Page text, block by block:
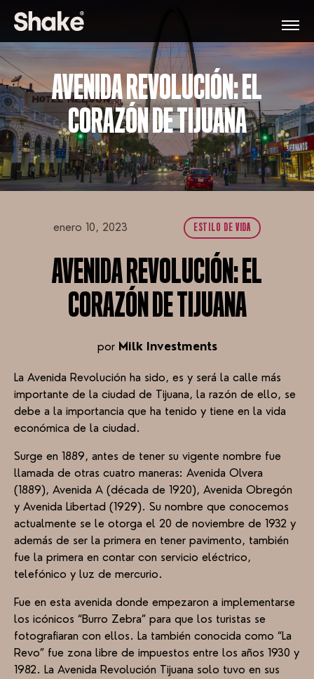
AVENIDA REVOLUCIÓN: EL
CORAZÓN DE TIJUANA
enero 10, 2023 ESTILO DE VIDA
AVENIDA REVOLUCIÓN: EL
CORAZÓN DE TIJUANA
por Milk Investments
La Avenida Revolución ha sido, es y será la calle más
importante de la ciudad de Tijuana, la razón de ello, se
debe a la importancia que ha tenido y tiene en la vida
económica de la ciudad.
Surge en 1889, antes de tener su vigente nombre fue
llamada de otras cuatro maneras: Avenida Olvera
(1889), Avenida A (década de 1920), Avenida Obregón
y Avenida Libertad (1929). Su nombre que conocemos
actualmente se le otorga el 20 de noviembre de 1932 y
además de ser la primera en tener pavimento, también
fue la primera en contar con servicio eléctrico,
telefónico y luz de mercurio.
Fue en esta avenida donde empezaron a implementarse
los icónicos “Burro Zebra” para que los turistas se
fotografiaran con ellos. La también conocida como “La
Revo” fue zona libre de impuestos entre los años 1930 y
1982. La Avenida Revolución Tijuana solo tuvo en sus